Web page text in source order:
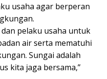
usaha agar berperan
pelaku usaha untuk
air serta mematuhi
Sungai adalah
kita jaga bersama,”